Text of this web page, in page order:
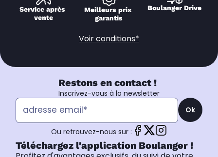
Service après
vente
Meilleurs prix
garantis
Boulanger Drive
Voir conditions*
Restons en contact !
Inscrivez-vous à la newsletter
Ok
Ou retrouvez-nous sur :
Téléchargez l'application Boulanger !